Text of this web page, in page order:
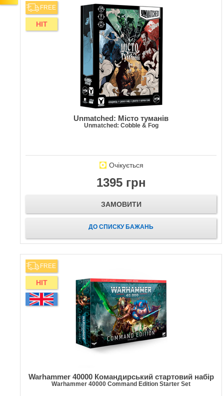
FREE
HIT
Unmatched: Місто туманів
Unmatched: Cobble & Fog
Очікується
1395 грн
ЗАМОВИТИ
ДО СПИСКУ БАЖАНЬ
FREE
HIT
Warhammer 40000 Командирський стартовий набір
Warhammer 40000 Command Edition Starter Set